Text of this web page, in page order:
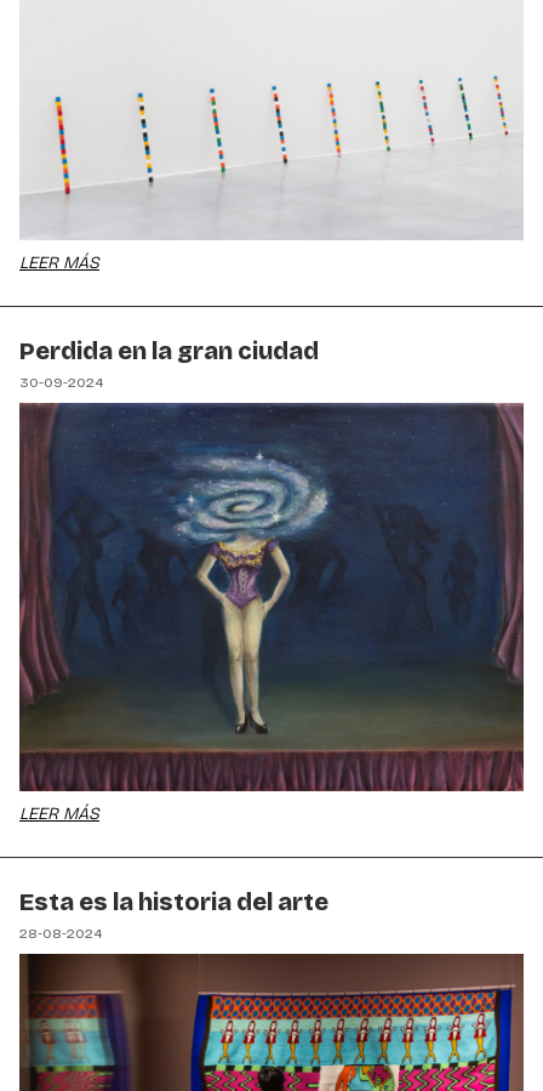
LEER MÁS
Perdida en la gran ciudad
30-09-2024
LEER MÁS
Esta es la historia del arte
28-08-2024